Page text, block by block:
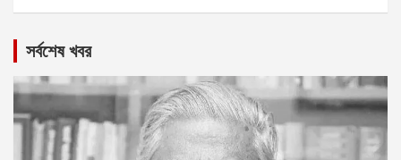
সর্বশেষ খবর